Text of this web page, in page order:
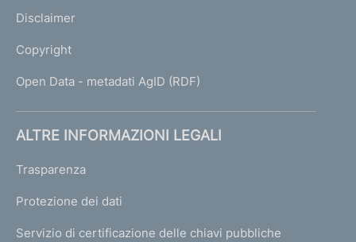
Disclaimer
Copyright
Open Data - metadati AgID (RDF)
ALTRE INFORMAZIONI LEGALI
Trasparenza
Protezione dei dati
Servizio di certificazione delle chiavi pubbliche